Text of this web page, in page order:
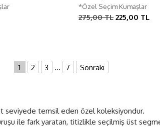
*Özel Seçim Kumaşlar
275,00 TL 225,00 TL
1 2 3 ... 7 Sonraki
seviyede temsil eden özel koleksiyondur.
ile fark yaratan, titizlikle seçilmiş üst